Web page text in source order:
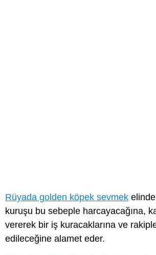
Rüyada golden köpek sevmek
kuruşu bu sebeple harcayacağına,
vererek bir iş kuracaklarına ve
edileceğine alamet eder.